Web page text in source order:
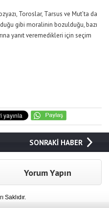
Toroslar, Tarsus ve Mut’ta da
gibi moralinin bozulduğu, bazı
yanıt veremedikleri için seçim
SONRAKİ HABER
Yorum Yapın
Saklıdır.